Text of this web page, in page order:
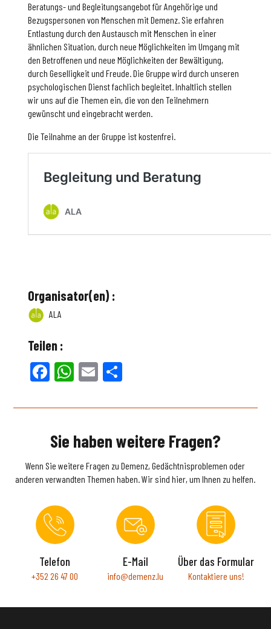
Beratungs- und Begleitungsangebot für Angehörige und
Bezugspersonen von Menschen mit Demenz. Sie erfahren
Entlastung durch den Austausch mit Menschen in einer
ähnlichen Situation, durch neue Möglichkeiten im Umgang mit
den Betroffenen und neue Möglichkeiten der Bewältigung,
durch Geselligkeit und Freude. Die Gruppe wird durch unseren
psychologischen Dienst fachlich begleitet. Inhaltlich stellen
wir uns auf die Themen ein, die von den Teilnehmern
gewünscht und eingebracht werden.
Die Teilnahme an der Gruppe ist kostenfrei.
Organisator(en) :
ALA
Teilen :
Facebook
WhatsApp
Email
Sie haben weitere Fragen?
Wenn Sie weitere Fragen zu Demenz, Gedächtnisproblemen oder
anderen verwandten Themen haben. Wir sind hier, um Ihnen zu helfen.
Telefon
+352 26 47 00
E-Mail
info@demenz.lu
Über das Formular
Kontaktiere uns!